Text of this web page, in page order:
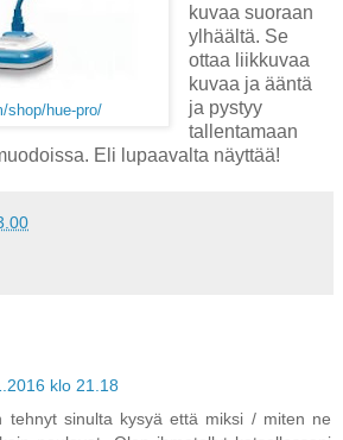
shop/hue-pro/
kuvaa suoraan
ylhäältä. Se
ottaa liikkuvaa
kuvaa ja ääntä
ja pystyy
tallentamaan
Eli lupaavalta näyttää!
klo 21.18
tehnyt sinulta kysyä että miksi / miten ne